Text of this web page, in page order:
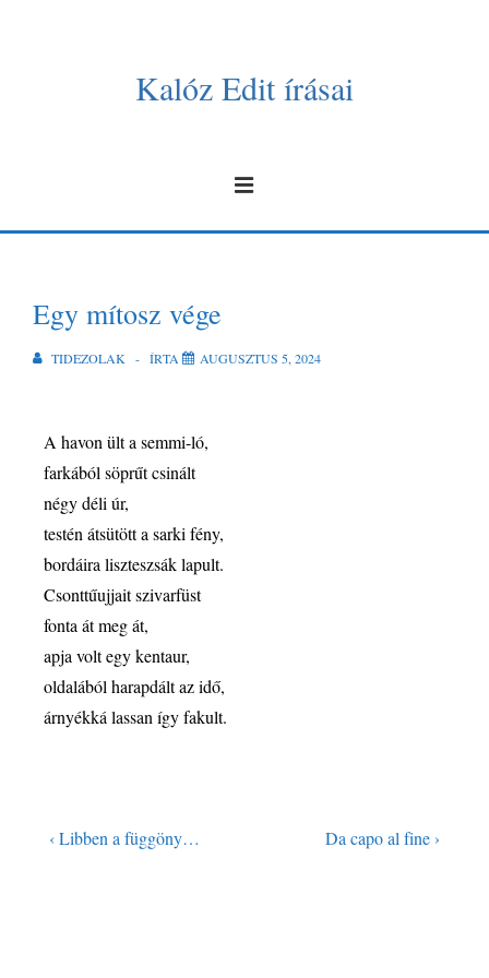
Kalóz Edit írásai
Egy mítosz vége
TIDEZOLAK ÍRTA AUGUSZTUS 5, 2024
A havon ült a semmi-ló,
farkából söprűt csinált
négy déli úr,
testén átsütött a sarki fény,
bordáira liszteszsák lapult.
Csonttűujjait szivarfüst
fonta át meg át,
apja volt egy kentaur,
oldalából harapdált az idő,
árnyékká lassan így fakult.
‹ Libben a függöny… Da capo al fine ›